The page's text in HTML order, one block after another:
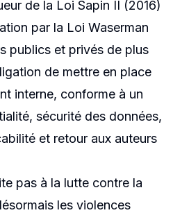
cher
de la Loi Sapin II (2016)
par la Loi Waserman
publics et privés de plus
de mettre en place
interne, conforme à un
sécurité des données,
et retour aux auteurs
pas à la lutte contre la
les violences